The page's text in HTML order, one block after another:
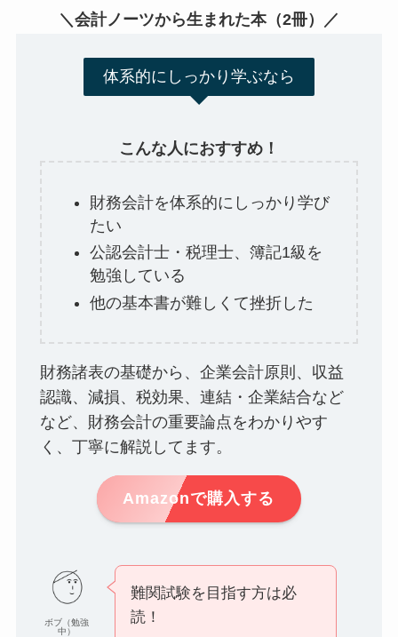
＼会計ノーツから生まれた本（2冊）／
体系的にしっかり学ぶなら
こんな人におすすめ！
財務会計を体系的にしっかり学び
たい
公認会計士・税理士、簿記1級を
勉強している
他の基本書が難しくて挫折した
財務諸表の基礎から、企業会計原則、収益
認識、減損、税効果、連結・企業結合など
など、財務会計の重要論点をわかりやす
く、丁寧に解説してます。
Amazonで購入する
ボブ（勉強
中）
難関試験を目指す方は必
読！